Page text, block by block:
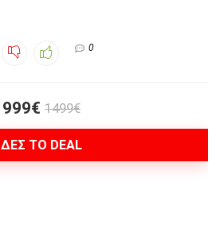
0
999€ 1499€
ΔΕΣ ΤΟ DEAL